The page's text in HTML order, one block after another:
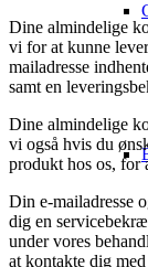
Dine almindelige
vi for at kunne
mailadresse
samt en
Dine almindelige
vi også hvis du
produkt hos os, for
Din e-mailadresse
dig en
under vores
at kontakte dig